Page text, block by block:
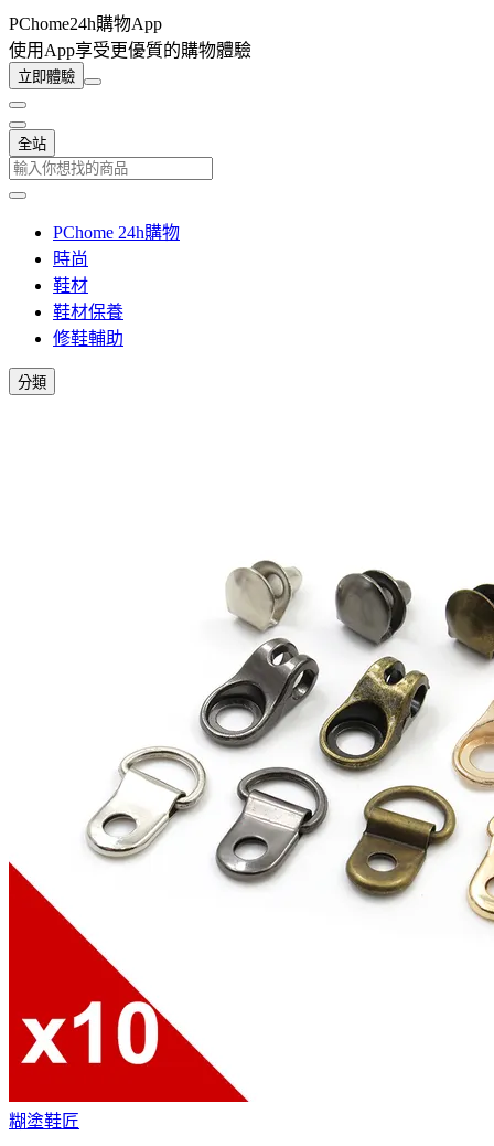
PChome24h購物App
使用App享受更優質的購物體驗
立即體驗
全站
PChome 24h購物
時尚
鞋材
鞋材保養
修鞋輔助
分類
糊塗鞋匠